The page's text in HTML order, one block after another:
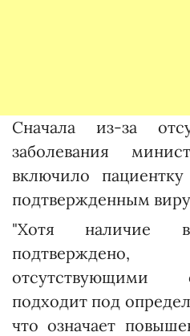
Сначала из-за
заболевания
включило
подтвержденным
"Хотя наличие
подходит под
что означает